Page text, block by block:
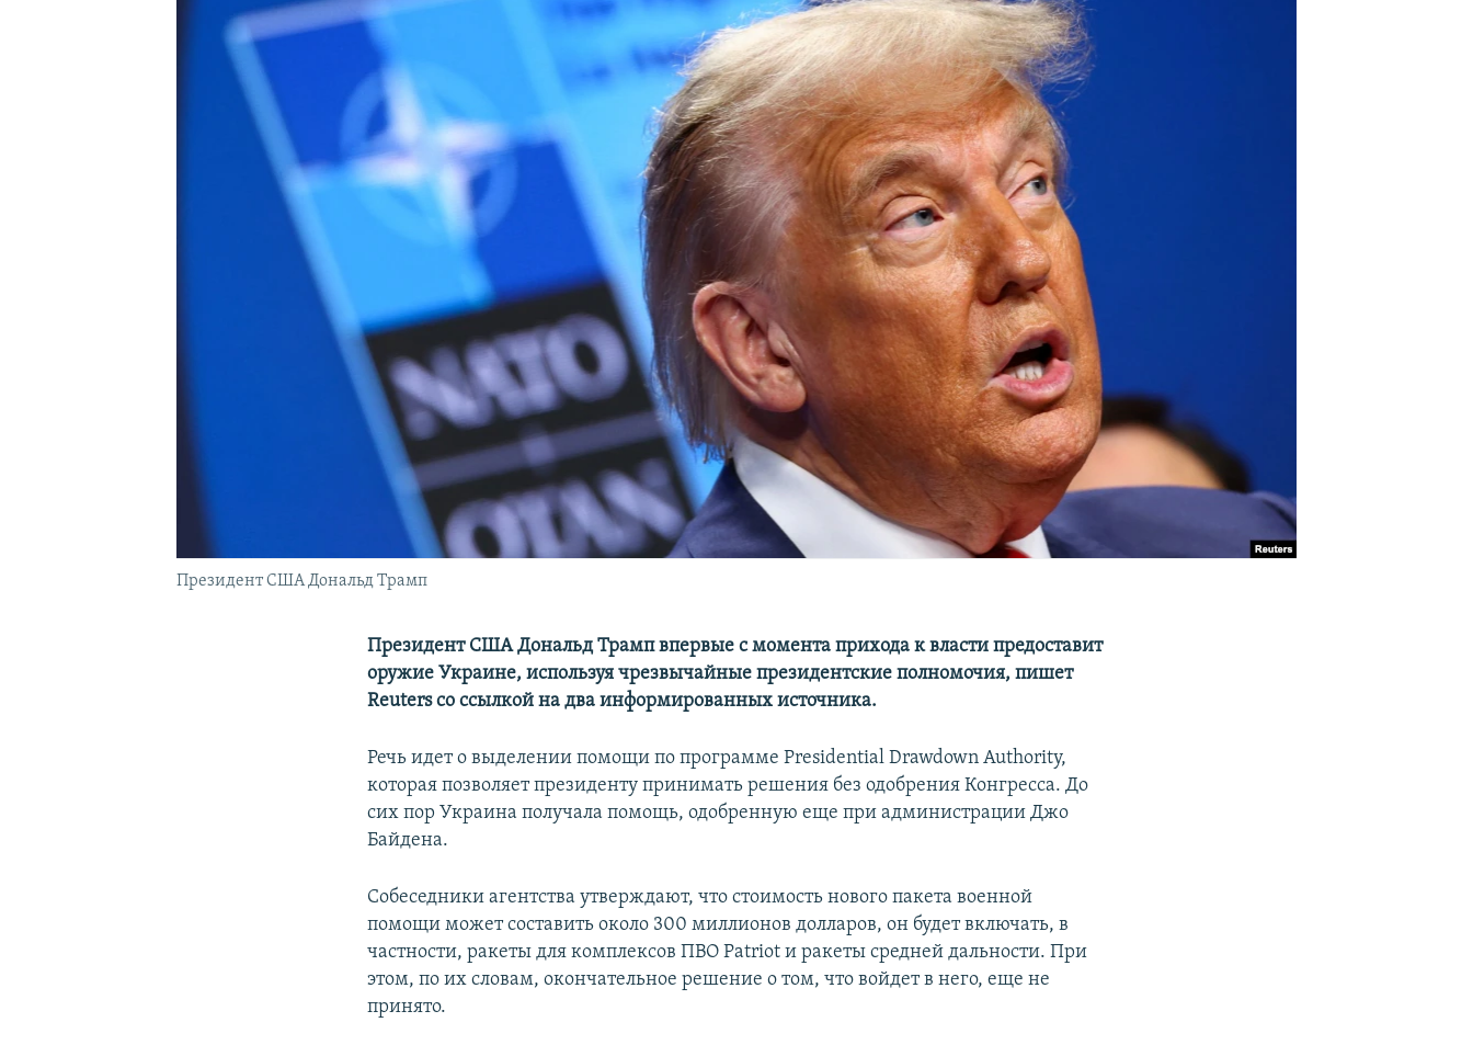
Президент США Дональд Трамп
Президент США Дональд Трамп впервые с момента прихода к власти предоставит
оружие Украине, используя чрезвычайные президентские полномочия, пишет
Reuters со ссылкой на два информированных источника.
Речь идет о выделении помощи по программе Presidential Drawdown Authority,
которая позволяет президенту принимать решения без одобрения Конгресса. До
сих пор Украина получала помощь, одобренную еще при администрации Джо
Байдена.
Собеседники агентства утверждают, что стоимость нового пакета военной
помощи может составить около 300 миллионов долларов, он будет включать, в
частности, ракеты для комплексов ПВО Patriot и ракеты средней дальности. При
этом, по их словам, окончательное решение о том, что войдет в него, еще не
принято.